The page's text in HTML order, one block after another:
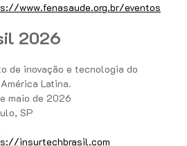
www.fenasaude.org.br/eventos
2026
de inovação e tecnologia do
Latina.
maio de 2026
SP
insurtechbrasil.com